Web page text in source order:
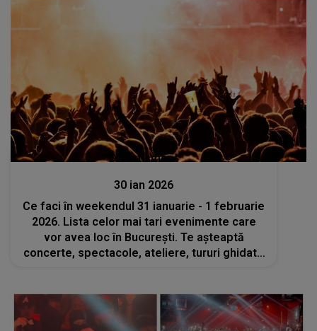
Divertisment
30 ian 2026
Ce faci în weekendul 31 ianuarie - 1 februarie
2026. Lista celor mai tari evenimente care
vor avea loc în București. Te așteaptă
concerte, spectacole, ateliere, tururi ghidate